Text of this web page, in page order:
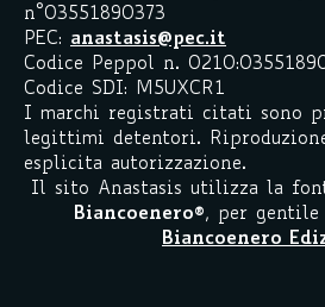
n°03551890373
PEC: anastasis@pec.it
Codice Peppol n.
Codice SDI: M5UXCR1
I marchi registrati citati sono
legittimi detentori.
esplicita autorizzazione.
Il sito Anastasis utilizza la
Biancoenero®, per gentile
Biancoenero